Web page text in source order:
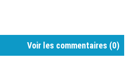
Voir les commentaires (0)